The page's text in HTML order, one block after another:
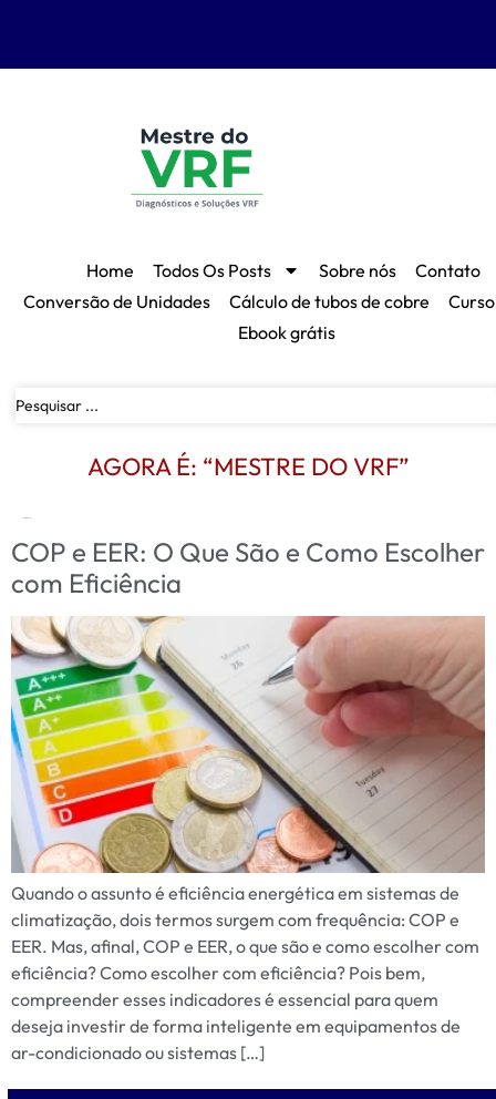
Home Todos Os Posts Sobre nós
Contato
Conversão de Unidades
Cálculo de tubos de cobre
Ebook grátis
AGORA É: “MESTRE DO VRF”
COP e EER: O Que São e Como Escolher
com Eficiência
Quando o assunto é eficiência energética em sistemas de
climatização, dois termos surgem com frequência: COP e
EER. Mas, afinal, COP e EER, o que são e como escolher com
eficiência? Como escolher com eficiência? Pois bem,
compreender esses indicadores é essencial para quem
deseja investir de forma inteligente em equipamentos de
ar-condicionado ou sistemas […]